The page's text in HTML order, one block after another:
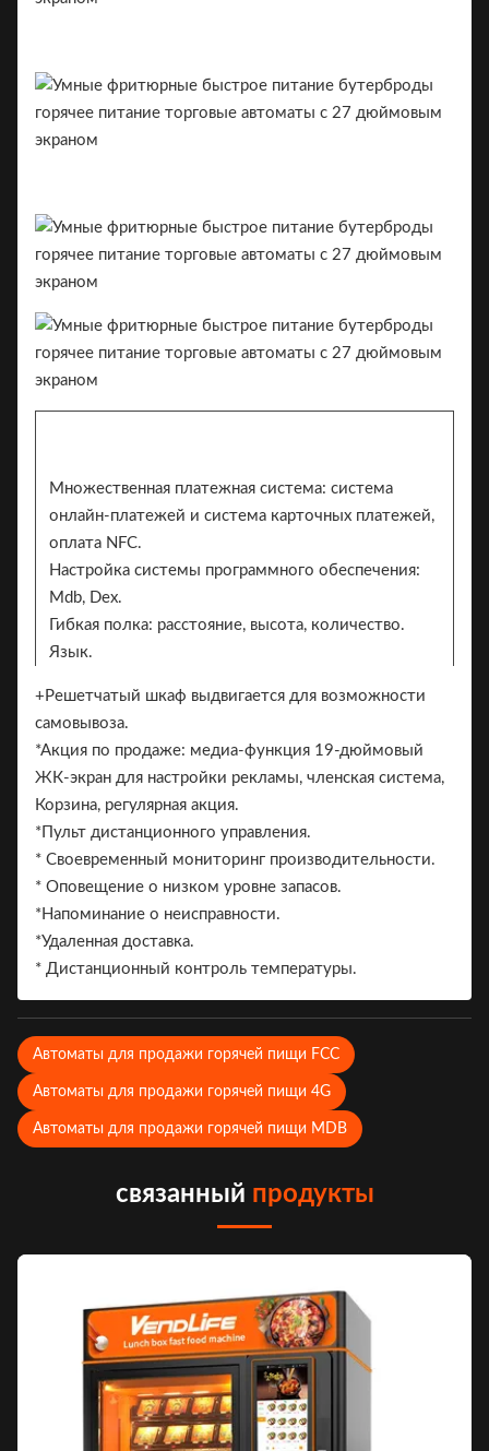
Множественная платежная система: система
онлайн-платежей и система карточных платежей,
оплата NFC.
Настройка системы программного обеспечения:
Mdb, Dex.
Гибкая полка: расстояние, высота, количество.
Язык.
настроен, белый/черный/наклейка с рисунком.
Торговый центр Qinchengli по адресу 961 WeNY
West Road в Ханчжоу, рядом с парком Али Сиси,
рассматривается Али как новый розничный
эксперимент.
Всего в оранжевом цвете пять слоев, который,
кажется, мало чем отличается от других торговых
центров, но вы можете почувствовать разницу,
если внимательно просматриваете - здесь много
торговых автоматов и кукольных автоматов, всего
каждом слое. Есть бесплатные фотопринтеры,
автоматы Daily Surprise, автоматы для помады,
автоматы для мороженого, беспилотные машины
+Решетчатый шкаф выдвигается для возможности
самовывоза.
*Акция по продаже: медиа-функция 19-дюймовый
ЖК-экран для настройки рекламы, членская система,
Корзина, регулярная акция.
*Пульт дистанционного управления.
* Своевременный мониторинг производительности.
* Оповещение о низком уровне запасов.
*Напоминание о неисправности.
*Удаленная доставка.
* Дистанционный контроль температуры.
Автоматы для продажи горячей пищи FCC
Автоматы для продажи горячей пищи 4G
Автоматы для продажи горячей пищи MDB
связанный продукты